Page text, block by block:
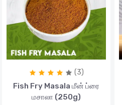
(3)
Fish Fry Masala மீன் ப்ரை
மசாலா (250g)